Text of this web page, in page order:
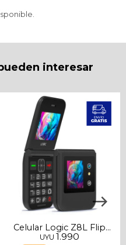
interesar
Celular Logic Z8L Flip
LTE
UYU 1.990